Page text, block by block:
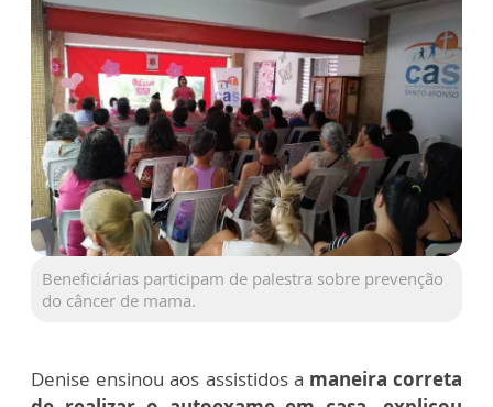
Beneficiárias participam de palestra sobre prevenção
do câncer de mama.
Denise ensinou aos assistidos a maneira correta